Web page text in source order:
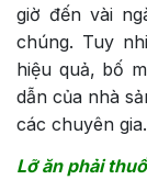
giờ đến vài
chúng. Tuy
hiệu quả, bố
dẫn của nhà
các chuyên gia.
Lỡ ăn phải